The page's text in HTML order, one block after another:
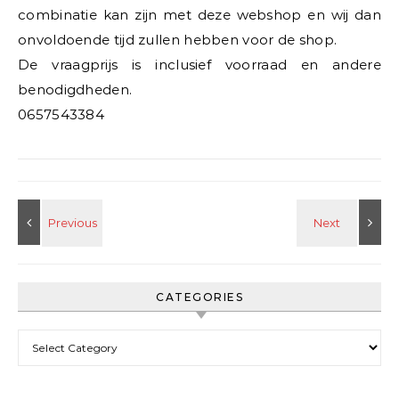
combinatie kan zijn met deze webshop en wij dan
onvoldoende tijd zullen hebben voor de shop.
De vraagprijs is inclusief voorraad en andere
benodigdheden.
0657543384
CATEGORIES